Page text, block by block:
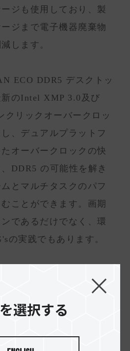
ジも使用しており、製
ジまで電子機器廃棄物
します。
ECO DDR5 デスクトッ
のIntel XMP 3.0及び
クリックオーバークロッ
、デュアルプラットフ
オーバークロックの快
DDR5 の可能性を解き
とマルチタスクのパフ
ことができます。画期
であるだけでなく、環
の実践でもあります。
ダイECC機能を内蔵され
を自動的に修正し、シ
みのIC分類検証技術に
選択する